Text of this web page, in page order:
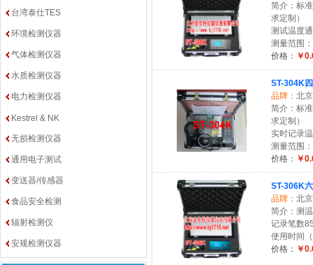
台湾泰仕TES
环境检测仪器
气体检测仪器
水质检测仪器
电力检测仪器
Kestrel & NK
无损检测仪器
通用电子测试
变送器/传感器
食品安全检测
辐射检测仪
安规检测仪器
简介：标
求定制）
测试温度
测量范围
价格： ￥
ST-304K
品牌： 北
简介：标
求定制）
实时记录
测量范围
价格： ￥
ST-306K
品牌： 北
简介：测
记录笔数
使用时间
价格： ￥